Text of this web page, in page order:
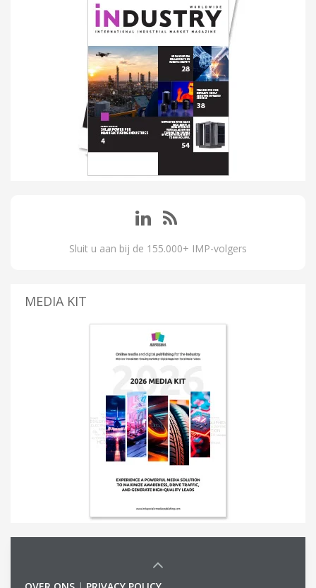
Sluit u aan bij de 155.000+ IMP-volgers
MEDIA KIT